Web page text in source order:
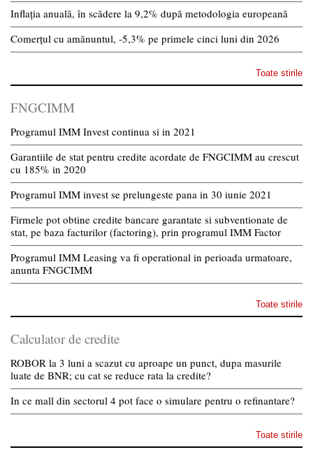
Inflația anuală, în scădere la 9,2% după metodologia europeană
Comerțul cu amănuntul, -5,3% pe primele cinci luni din 2026
Toate stirile
FNGCIMM
Programul IMM Invest continua si in 2021
Garantiile de stat pentru credite acordate de FNGCIMM au crescut
cu 185% in 2020
Programul IMM invest se prelungeste pana in 30 iunie 2021
Firmele pot obtine credite bancare garantate si subventionate de
stat, pe baza facturilor (factoring), prin programul IMM Factor
Programul IMM Leasing va fi operational in perioada urmatoare,
anunta FNGCIMM
Toate stirile
Calculator de credite
ROBOR la 3 luni a scazut cu aproape un punct, dupa masurile
luate de BNR; cu cat se reduce rata la credite?
In ce mall din sectorul 4 pot face o simulare pentru o refinantare?
Toate stirile